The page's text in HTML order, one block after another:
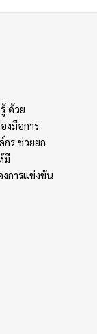
ด้วย
งมือการ
ร ช่วยยก
มี
การแข่งขัน